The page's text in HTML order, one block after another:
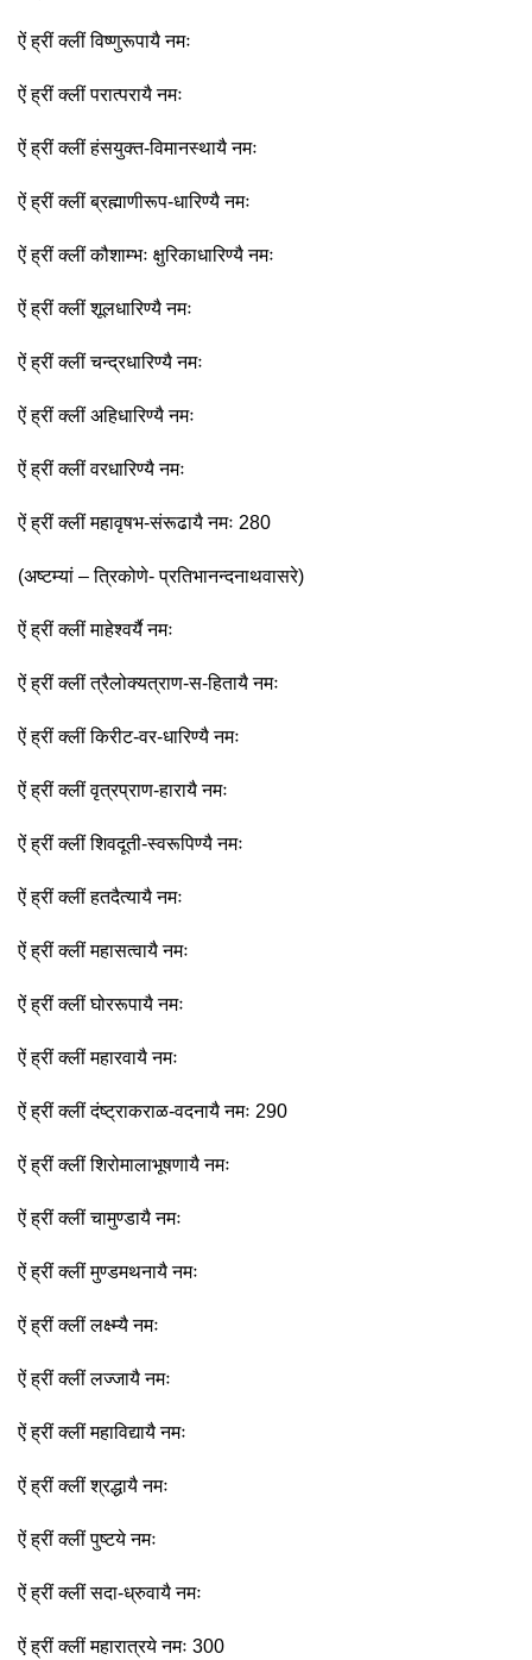
ऐं ह्रीं क्लीं विष्णुरूपायै नमः
ऐं ह्रीं क्लीं परात्परायै नमः
ऐं ह्रीं क्लीं हंसयुक्त-विमानस्थायै नमः
ऐं ह्रीं क्लीं ब्रह्माणीरूप-धारिण्यै नमः
ऐं ह्रीं क्लीं कौशाम्भः क्षुरिकाधारिण्यै नमः
ऐं ह्रीं क्लीं शूलधारिण्यै नमः
ऐं ह्रीं क्लीं चन्द्रधारिण्यै नमः
ऐं ह्रीं क्लीं अहिधारिण्यै नमः
ऐं ह्रीं क्लीं वरधारिण्यै नमः
ऐं ह्रीं क्लीं महावृषभ-संरूढायै नमः 280
(अष्टम्यां – त्रिकोणे- प्रतिभानन्दनाथवासरे)
ऐं ह्रीं क्लीं माहेश्वर्यै नमः
ऐं ह्रीं क्लीं त्रैलोक्यत्राण-स-हितायै नमः
ऐं ह्रीं क्लीं किरीट-वर-धारिण्यै नमः
ऐं ह्रीं क्लीं वृत्रप्राण-हारायै नमः
ऐं ह्रीं क्लीं शिवदूती-स्वरूपिण्यै नमः
ऐं ह्रीं क्लीं हतदैत्यायै नमः
ऐं ह्रीं क्लीं महासत्वायै नमः
ऐं ह्रीं क्लीं घोररूपायै नमः
ऐं ह्रीं क्लीं महारवायै नमः
ऐं ह्रीं क्लीं दंष्ट्राकराळ-वदनायै नमः 290
ऐं ह्रीं क्लीं शिरोमालाभूषणायै नमः
ऐं ह्रीं क्लीं चामुण्डायै नमः
ऐं ह्रीं क्लीं मुण्डमथनायै नमः
ऐं ह्रीं क्लीं लक्ष्म्यै नमः
ऐं ह्रीं क्लीं लज्जायै नमः
ऐं ह्रीं क्लीं महाविद्यायै नमः
ऐं ह्रीं क्लीं श्रद्धायै नमः
ऐं ह्रीं क्लीं पुष्टये नमः
ऐं ह्रीं क्लीं सदा-ध्रुवायै नमः
ऐं ह्रीं क्लीं महारात्रये नमः 300